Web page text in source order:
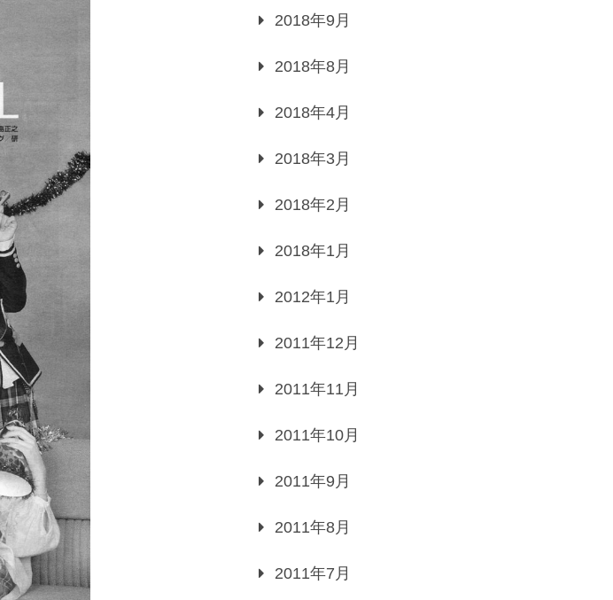
2018年9月
2018年8月
2018年4月
2018年3月
2018年2月
2018年1月
2012年1月
2011年12月
2011年11月
2011年10月
2011年9月
2011年8月
2011年7月